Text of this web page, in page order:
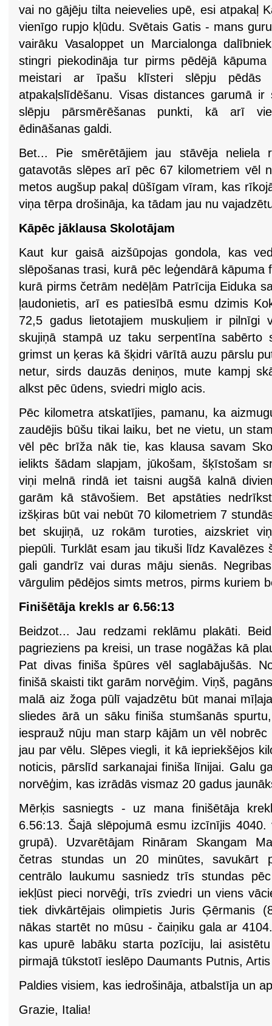
vai no gājēju tilta neievelies upē, esi atpakaļ
vienīgo rupjo kļūdu. Svētais Gatis - mans
vairāku Vasaloppet un Marcialonga
stingri piekodināja tur pirms pēdējā
meistari ar īpašu klīsteri slēpju pēdās
atpakaļslīdēšanu. Visas distances garumā ir
slēpju pārsmērēšanas punkti, kā arī
ēdināšanas galdi.
Bet... Pie smērētājiem jau stāvēja neliela
gatavotās slēpes arī pēc 67 kilometriem vēl
metos augšup pakaļ dūšīgam vīram, kas
viņa tērpa drošināja, ka tādam jau nu
Kāpēc jāklausa Skolotājam
Kaut kur gaisā aizšūpojas gondola, kas
slēpošanas trasi, kurā pēc leģendārā kāpuma
kurā pirms četrām nedēļām Patrīcija Eiduka
ļaudonietis, arī es patiesībā esmu dzimis
72,5 gadus lietotajiem muskuļiem ir pilnīgi
skujiņā stampā uz taku serpentīna sabērto
grimst un ķeras kā šķidri vārītā auzu pārslu
netur, sirds dauzās deniņos, mute kampj
alkst pēc ūdens, sviedri miglo acis.
Pēc kilometra atskatījies, pamanu, ka
zaudējis būšu tikai laiku, bet ne vietu, un
vēl pēc brīža nāk tie, kas klausa savam
ielikts šādam slapjam, jūkošam, šķīstošam
viņi melnā rindā iet taisni augšā kalnā
garām kā stāvošiem. Bet apstāties
izšķiras būt vai nebūt 70 kilometriem 7
bet skujiņā, uz rokām turoties, aizskriet
piepūli. Turklāt esam jau tikuši līdz Kavalēzes
gali gandrīz vai duras māju sienās.
vārgulim pēdējos simts metros, pirms kuriem
Finišētāja krekls ar 6.56:13
Beidzot... Jau redzami reklāmu plakāti.
pagrieziens pa kreisi, un trase nogāžas kā
Pat divas finiša špūres vēl saglabājušās.
finišā skaisti tikt garām norvēģim. Viņš,
malā aiz žoga pūlī vajadzētu būt manai
sliedes ārā un sāku finiša stumšanās
iesprauž nūju man starp kājām un vēl
jau par vēlu. Slēpes viegli, it kā iepriekšējos
noticis, pārslīd sarkanajai finiša līnijai. Galu
norvēģim, kas izrādās vismaz 20 gadus
Mērķis sasniegts - uz mana finišētāja
6.56:13. Šajā slēpojumā esmu izcīnījis
grupā). Uzvarētājam Rināram Skangam
četras stundas un 20 minūtes, savukārt
centrālo laukumu sasniedz trīs stundas
iekļūst pieci norvēģi, trīs zviedri un viens
tiek divkārtējais olimpietis Juris Ģērmanis
nākas startēt no mūsu - čaiņiku gala ar
kas upurē labāku starta pozīciju, lai
pirmajā tūkstotī ieslēpo Daumants Putnis,
Paldies visiem, kas iedrošināja, atbalstīja un
Grazie, Italia!